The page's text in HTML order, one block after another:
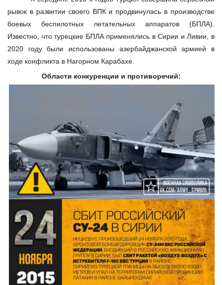
рывок в развитии своего ВПК и продвинулась в производстве
боевых беспилотных летательных аппаратов (БПЛА).
Известно, что турецкие БПЛА применялись в Сирии и Ливии, в
2020 году были использованы азербайджанской армией в
ходе конфликта в Нагорном Карабахе.
Области конкуренции и противоречий: